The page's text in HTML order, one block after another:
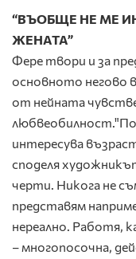
“ВЪОБЩЕ НЕ МЕ
ЖЕНАТА”
Фере твори и за
основното негово
от нейната
интересува
споделя
черти. Никога не
представям
нереално. Работя,
– многопосочна,